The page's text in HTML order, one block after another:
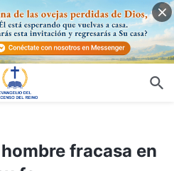
en su fe
fracasa en